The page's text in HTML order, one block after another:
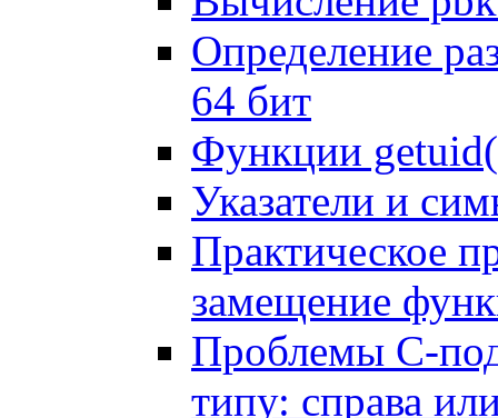
Определение
64 бит
Функции
Указатели и
Практическое
замещение
Проблемы C-
типу: справа